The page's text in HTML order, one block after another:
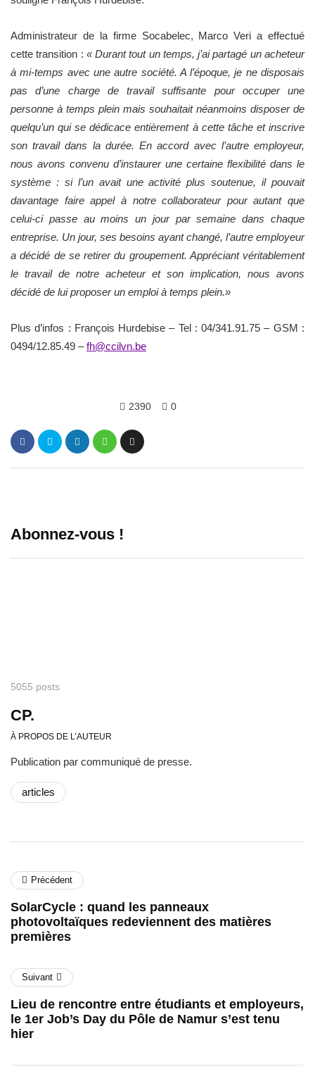
Administrateur de la firme Socabelec, Marco Veri a effectué
cette transition : « Durant tout un temps, j’ai partagé un acheteur
à mi-temps avec une autre société. A l’époque, je ne disposais
pas d’une charge de travail suffisante pour occuper une
personne à temps plein mais souhaitait néanmoins disposer de
quelqu’un qui se dédicace entièrement à cette tâche et inscrive
son travail dans la durée. En accord avec l’autre employeur,
nous avons convenu d’instaurer une certaine flexibilité dans le
système : si l’un avait une activité plus soutenue, il pouvait
davantage faire appel à notre collaborateur pour autant que
celui-ci passe au moins un jour par semaine dans chaque
entreprise. Un jour, ses besoins ayant changé, l’autre employeur
a décidé de se retirer du groupement. Appréciant véritablement
le travail de notre acheteur et son implication, nous avons
décidé de lui proposer un emploi à temps plein.»
Plus d’infos : François Hurdebise – Tel : 04/341.91.75 – GSM :
0494/12.85.49 –fh@ccilvn.be
2390 0
Abonnez-vous !
5055 posts
CP.
À PROPOS DE L’AUTEUR
Publication par communiqué de presse.
articles
Précédent
SolarCycle : quand les panneaux
photovoltaïques redeviennent des matières
premières
Suivant
Lieu de rencontre entre étudiants et employeurs,
le 1er Job’s Day du Pôle de Namur s’est tenu
hier